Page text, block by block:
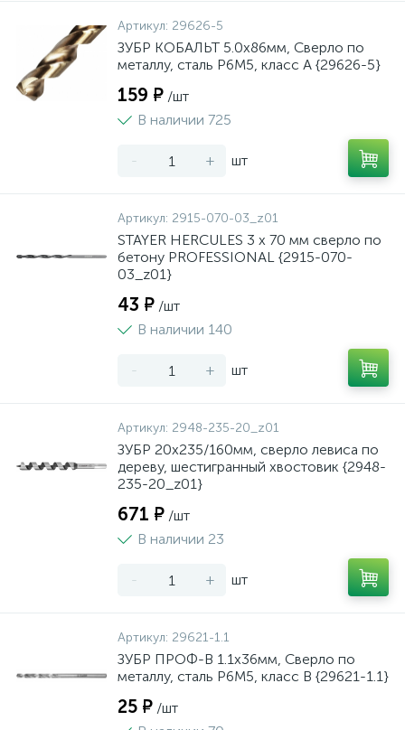
Артикул: 29626-5
ЗУБР КОБАЛЬТ 5.0х86мм, Сверло по
металлу, сталь Р6М5, класс А {29626-5}
159 ₽ /шт
В наличии 725
- + шт
Артикул: 2915-070-03_z01
STAYER HERCULES 3 x 70 мм сверло по
бетону PROFESSIONAL {2915-070-
03_z01}
43 ₽ /шт
В наличии 140
- + шт
Артикул: 2948-235-20_z01
ЗУБР 20x235/160мм, сверло левиса по
дереву, шестигранный хвостовик {2948-
235-20_z01}
671 ₽ /шт
В наличии 23
- + шт
Артикул: 29621-1.1
ЗУБР ПРОФ-В 1.1х36мм, Сверло по
металлу, сталь Р6М5, класс В {29621-1.1}
25 ₽ /шт